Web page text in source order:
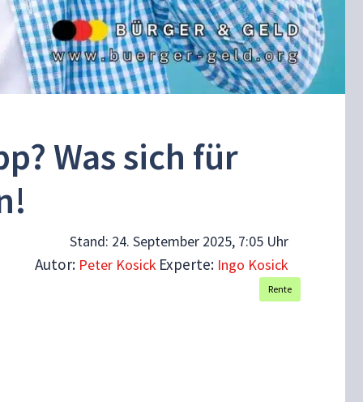
Was sich für
Stand: 24. September 2025, 7:05 Uhr
Autor: Peter Kosick Experte: Ingo Kosick
Rente